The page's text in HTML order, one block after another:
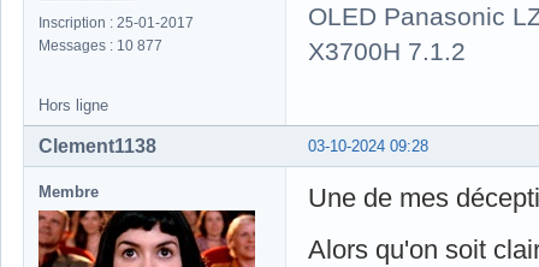
Inscription : 25-01-2017
Messages : 10 877
OLED Panasonic
X3700H 7.1.2
Hors ligne
03-10-2024 09:28
Clement1138
Membre
Une de mes
Alors qu'on soit